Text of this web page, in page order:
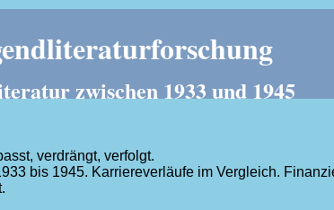
zwischen 1933 und 1945
verdrängt, verfolgt.
bis 1945. Karriereverläufe im Vergleich.